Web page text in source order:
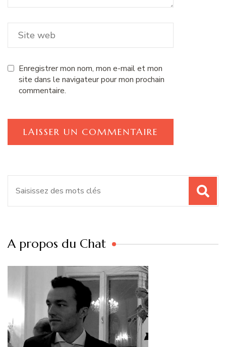
Enregistrer mon nom, mon e-mail et mon
site dans le navigateur pour mon prochain
commentaire.
A propos du Chat